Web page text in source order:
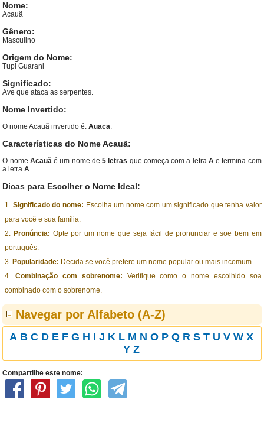
Nome:
Acauã
Gênero:
Masculino
Origem do Nome:
Tupi Guarani
Significado:
Ave que ataca as serpentes.
Nome Invertido:
O nome Acauã invertido é:Auaca.
Características do Nome Acauã:
O nome Acauãé um nome de5 letras que começa com a letra Ae termina com
a letraA.
Dicas para Escolher o Nome Ideal:
Significado do nome: Escolha um nome com um significado que tenha valor
para você e sua família.
Pronúncia: Opte por um nome que seja fácil de pronunciar e soe bem em
português.
Popularidade: Decida se você prefere um nome popular ou mais incomum.
Combinação com sobrenome: Verifique como o nome escolhido soa
combinado com o sobrenome.
Navegar por Alfabeto (A-Z)
A B C D E F G H I J K L M N O P Q R S T U V W X
Y Z
Compartilhe este nome: